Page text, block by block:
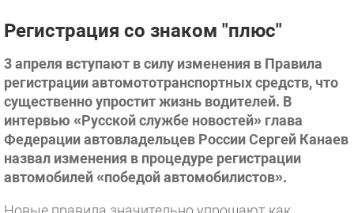
Регистрация со знаком "плюс"
3 апреля вступают в силу изменения в Правила
регистрации автомототранспортных средств, что
существенно упростит жизнь водителей. В
интервью «Русской службе новостей» глава
Федерации автовладельцев России Сергей Канаев
назвал изменения в процедуре регистрации
автомобилей «победой автомобилистов».